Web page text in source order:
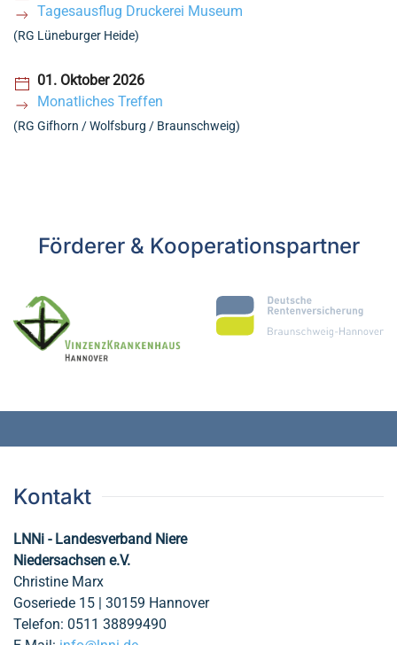
Tagesausflug Druckerei Museum
(RG Lüneburger Heide)
01. Oktober 2026
Monatliches Treffen
(RG Gifhorn / Wolfsburg / Braunschweig)
Förderer & Kooperationspartner
Kontakt
LNNi - Landesverband Niere
Niedersachsen e.V.
Christine Marx
Goseriede 15 | 30159 Hannover
Telefon: 0511 38899490